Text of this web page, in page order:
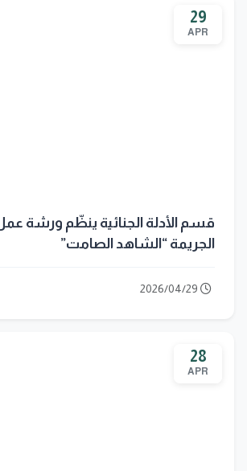
29
APR
قسم الأدلة الجنائية ينظّم ورشة
الجريمة “الشاهد الصامت”
28
APR